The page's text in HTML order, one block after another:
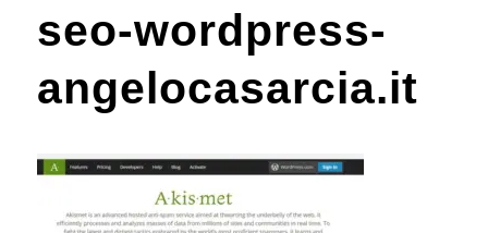
seo-wordpress-
angelocasarcia.it